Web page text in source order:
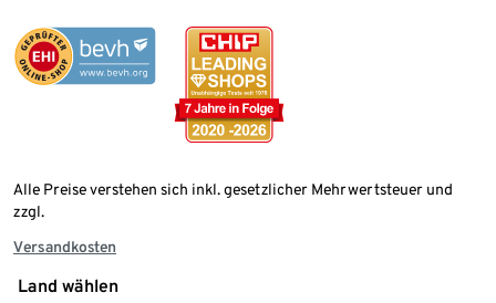
Alle Preise verstehen sich inkl. gesetzlicher Mehrwertsteuer und
zzgl.
Versandkosten
Land wählen